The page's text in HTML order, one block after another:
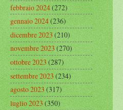
febbraio 2024(272)
gennaio 2024(236)
dicembre 2023(210)
novembre 2023(270)
ottobre 2023(287)
settembre 2023(234)
agosto 2023(317)
luglio 2023(350)